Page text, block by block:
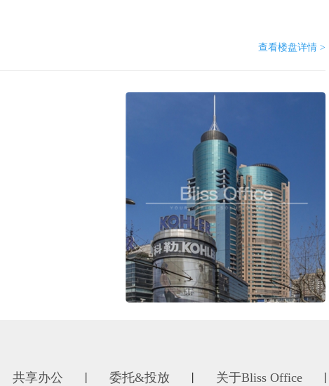
查看楼盘详情 >
共享办公 委托&投放 关于Bliss Office